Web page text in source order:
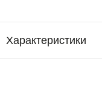
Характеристики